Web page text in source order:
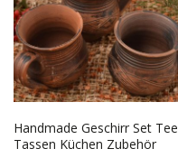
Handmade Geschirr Set Tee
Tassen Küchen Zubehör